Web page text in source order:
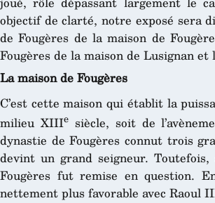
objectif de clarté, notre exposé sera
de Fougères de la maison de
Fougères de la maison de Lusignan
La maison de Fougères
C’est cette maison qui établit la
milieu XIIIesiècle, soit de
dynastie de Fougères connut trois
devint un grand seigneur.
Fougères fut remise en question.
nettement plus favorable avec Raoul